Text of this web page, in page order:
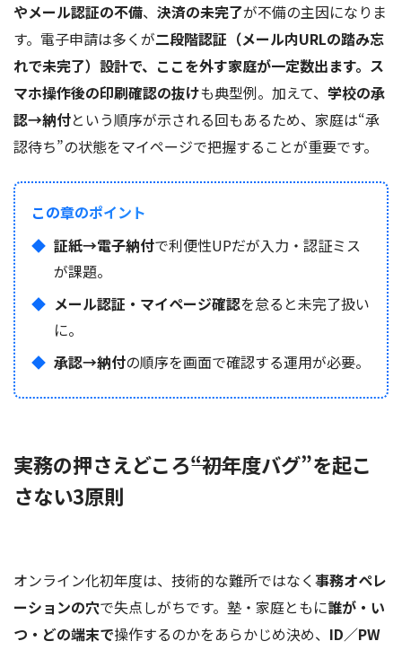
やメール認証の不備、 決済の未完了が不備の主因になりま
す。電子申請は多くが二段階認証（メール内URLの踏み忘
れで未完了）設計で、ここを外す家庭が一定数出ます。ス
マホ操作後の印刷確認の抜けも典型例。加えて、 学校の承
認→納付という順序が示される回もあるため、家庭は“承
認待ち”の状態をマイページで把握することが重要です。
この章のポイント
証紙→電子納付で利便性UPだが入力・認証ミス
が課題。
メール認証・マイページ確認を怠ると未完了扱い
に。
承認→納付の順序を画面で確認する運用が必要。
実務の押さえどころ――“初年度バグ”を起こ
さない3原則
オンライン化初年度は、技術的な難所ではなく事務オペレ
ーションの穴で失点しがちです。塾・家庭ともに誰が・い
つ・どの端末で操作するのかをあらかじめ決め、 ID／PW